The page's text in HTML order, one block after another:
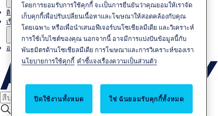
ติดต่อเรา
เรื่องราวของเรา
อาชีพ
โดยการยอมรับการใช้คุกกี้ จะเป็นการยืนยันว่าคุณยอมให้เราจัด
เก็บคุกกี้เพื่อปรับเปลี่ยนเนื้อหาและโฆษณาให้สอดคล้องกับคุณ
โดยเฉพาะ หรือเพื่อนำเสนอฟีเจอร์บนโซเชียลมีเดีย และวิเคราะห์
การใช้เว็บไซต์ของคุณ นอกจากนี้ อาจมีการแบ่งปันข้อมูลนี้กับ
พันธมิตรด้านโซเชียลมีเดีย การโฆษณาและการวิเคราะห์ของเรา
นโยบายการใช้คุกกี้ คำชี้แจงเรื่องความเป็นส่วนตัว
ปิดใช้งานทั้งหมด ใช่ ฉันยอมรับคุกกี้ทั้งหมด